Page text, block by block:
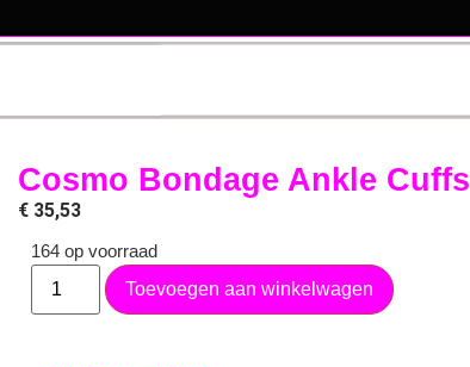
Cosmo Bondage Ankle Cuffs
€ 35,53
164 op voorraad
Toevoegen aan winkelwagen